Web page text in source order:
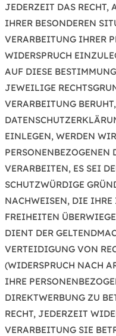
JEDERZEIT DAS RECHT,
IHRER BESONDEREN
VERARBEITUNG IHRER
WIDERSPRUCH
AUF DIESE
JEWEILIGE
VERARBEITUNG
EINLEGEN, WERDEN
PERSONENBEZOGENEN
VERARBEITEN, ES SEI
SCHUTZWÜRDIGE
NACHWEISEN, DIE IHRE
FREIHEITEN
DIENT DER
VERTEIDIGUNG VON
(WIDERSPRUCH NACH
IHRE
DIREKTWERBUNG ZU
RECHT, JEDERZEIT
VERARBEITUNG SIE